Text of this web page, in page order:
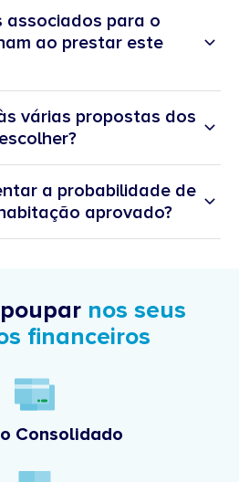
“A melhor experiência do cliente
associados para o
ao prestar este
várias propostas dos
a probabilidade de
aprovado?
nos seus
financeiros
Consolidado